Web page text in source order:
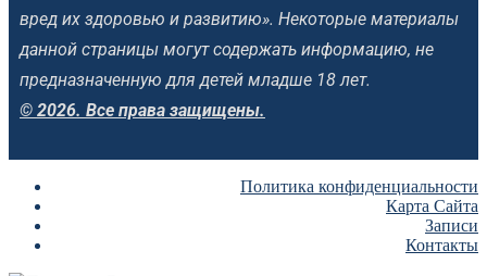
вред их здоровью и развитию». Некоторые материалы
данной страницы могут содержать информацию, не
предназначенную для детей младше 18 лет.
© 2026. Все права защищены.
Политика конфиденциальности
Карта Сайта
Записи
Контакты